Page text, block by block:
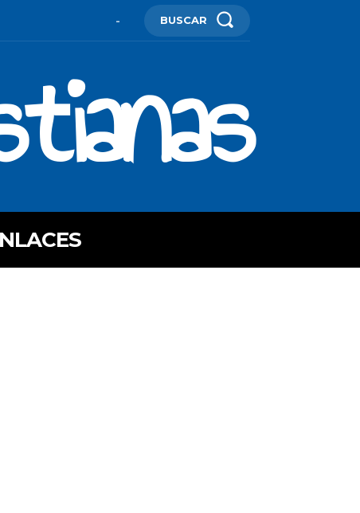
- BUSCAR